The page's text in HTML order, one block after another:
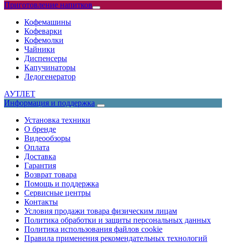
Приготовление напитков
Кофемашины
Кофеварки
Кофемолки
Чайники
Диспенсеры
Капучинаторы
Ледогенератор
АУТЛЕТ
Информация и поддержка
Установка техники
О бренде
Видеообзоры
Оплата
Доставка
Гарантия
Возврат товара
Помощь и поддержка
Сервисные центры
Контакты
Условия продажи товара физическим лицам
Политика обработки и защиты персональных данных
Политика использования файлов cookie
Правила применения рекомендательных технологий